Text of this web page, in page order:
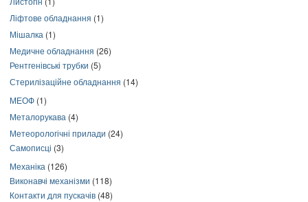
Ліфтове обладнання (1)
Мішалка (1)
Медичне обладнання (26)
Рентгенівські трубки (5)
Стерилізаційне обладнання (14)
МЕОФ (1)
Металорукава (4)
Метеорологічні прилади (24)
Самописці (3)
Механіка (126)
Виконавчі механізми (118)
Контакти для пускачів (48)